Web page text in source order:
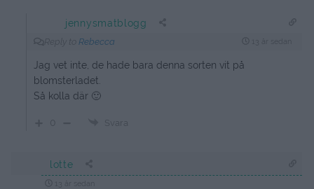
jennysmatblogg
Rebecca
Jag vet inte, de hade bara denna sorten vit på
blomsterladet.
Så kolla där 🙂
Svara
lotte
13 år sedan